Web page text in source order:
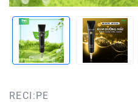
RECI:PE